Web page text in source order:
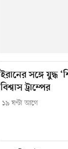
ইরানের সঙ্গে যুদ্ধ
বিশ্বাস ট্রাম্পের
১৯ ঘণ্টা আগে